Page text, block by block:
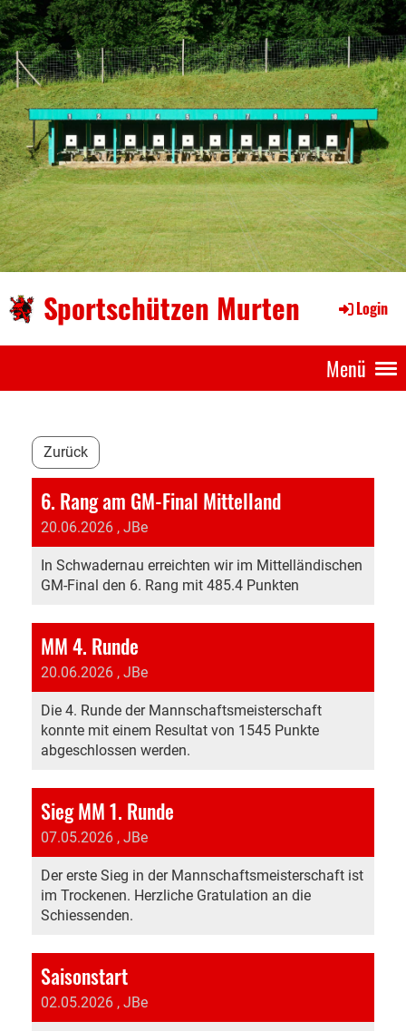
Sportschützen Murten Login
Menü
Zurück
6. Rang am GM-Final Mittelland
20.06.2026 , JBe
In Schwadernau erreichten wir im Mittelländischen
GM-Final den 6. Rang mit 485.4 Punkten
MM 4. Runde
20.06.2026 , JBe
Die 4. Runde der Mannschaftsmeisterschaft
konnte mit einem Resultat von 1545 Punkte
abgeschlossen werden.
Sieg MM 1. Runde
07.05.2026 , JBe
Der erste Sieg in der Mannschaftsmeisterschaft ist
im Trockenen. Herzliche Gratulation an die
Schiessenden.
Saisonstart
02.05.2026 , JBe